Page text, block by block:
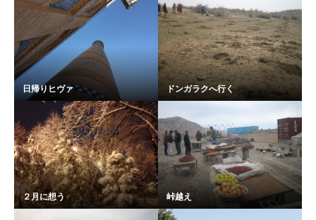
日帰りヒヴァ ドンガラクへ行く
２月に想う 峠越え